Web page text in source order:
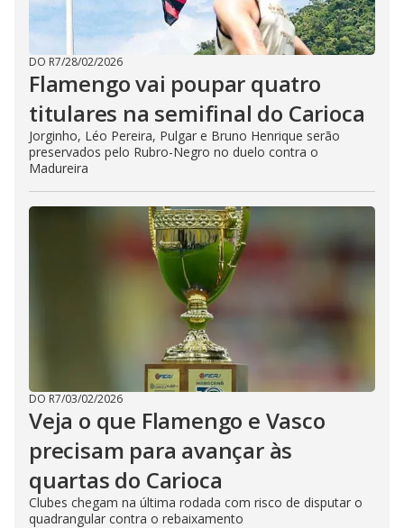
DO R7/28/02/2026
Flamengo vai poupar quatro
titulares na semifinal do Carioca
Jorginho, Léo Pereira, Pulgar e Bruno Henrique serão
preservados pelo Rubro-Negro no duelo contra o
Madureira
DO R7/03/02/2026
Veja o que Flamengo e Vasco
precisam para avançar às
quartas do Carioca
Clubes chegam na última rodada com risco de disputar o
quadrangular contra o rebaixamento